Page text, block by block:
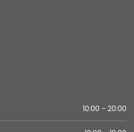
10:00 - 20:00